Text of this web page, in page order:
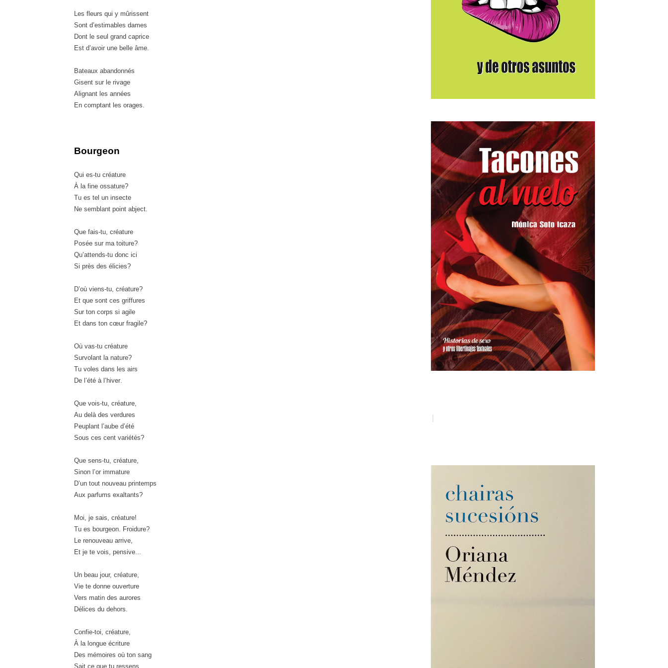
Les fleurs qui y mûrissent
Sont d’estimables dames
Dont le seul grand caprice
Est d’avoir une belle âme
Bateaux abandonnés
Gisent sur le rivage
Alignant les années
En comptant les orages
Bourgeon
Qui es-tu créature
À la fine ossature?
Tu es tel un insecte
Ne semblant point abject
Que fais-tu, créature
Posée sur ma toiture?
Qu’attends-tu donc ici
Si près des élicies?
D’où viens-tu, créature?
Et que sont ces griffures
Sur ton corps si agile
Et dans ton cœur fragile?
Où vas-tu créature
Survolant la nature?
Tu voles dans les airs
De l’été à l’hiver
Que vois-tu, créature
Au delà des verdures
Peuplant l’aube d’été
Sous ces cent variétés?
Que sens-tu, créature
Sinon l’or immature
D’un tout nouveau printemps
Aux parfums exaltants?
Moi, je sais, créature!
Tu es bourgeon. Froidure?
Le renouveau arrive
Et je te vois, pensive
Un beau jour, créature
Vie te donne ouverture
Vers matin des aurores
Délices du dehors
Confie-toi, créature
À la longue écriture
Des mémoires où ton sang
Sait ce que tu ressens